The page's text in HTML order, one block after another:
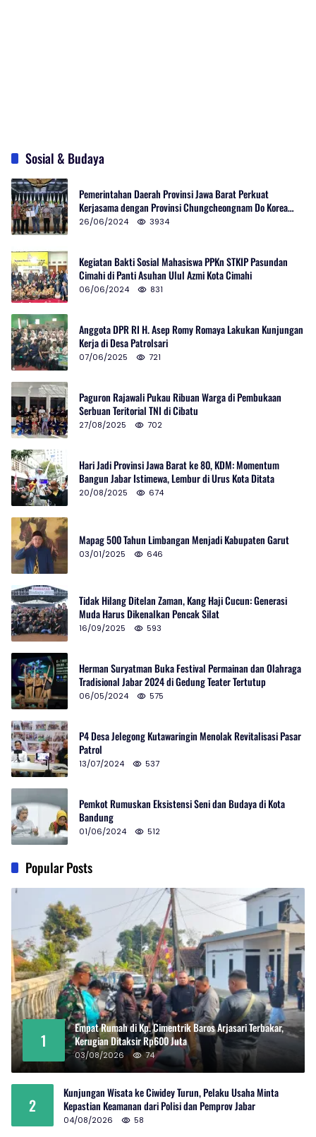
Sosial & Budaya
Pemerintahan Daerah Provinsi Jawa Barat Perkuat
Kerjasama dengan Provinsi Chungcheongnam Do Korea
Selatan
26/06/2024 3934
Kegiatan Bakti Sosial Mahasiswa PPKn STKIP Pasundan
Cimahi di Panti Asuhan Ulul Azmi Kota Cimahi
06/06/2024 831
Anggota DPR RI H. Asep Romy Romaya Lakukan Kunjungan
Kerja di Desa Patrolsari
07/06/2025 721
Paguron Rajawali Pukau Ribuan Warga di Pembukaan
Serbuan Teritorial TNI di Cibatu
27/08/2025 702
Hari Jadi Provinsi Jawa Barat ke 80, KDM: Momentum
Bangun Jabar Istimewa, Lembur di Urus Kota Ditata
20/08/2025 674
Mapag 500 Tahun Limbangan Menjadi Kabupaten Garut
03/01/2025 646
Tidak Hilang Ditelan Zaman, Kang Haji Cucun: Generasi
Muda Harus Dikenalkan Pencak Silat
16/09/2025 593
Herman Suryatman Buka Festival Permainan dan Olahraga
Tradisional Jabar 2024 di Gedung Teater Tertutup
06/05/2024 575
P4 Desa Jelegong Kutawaringin Menolak Revitalisasi Pasar
Patrol
13/07/2024 537
Pemkot Rumuskan Eksistensi Seni dan Budaya di Kota
Bandung
01/06/2024 512
Popular Posts
1
Empat Rumah di Kp. Cimentrik Baros Arjasari Terbakar,
Kerugian Ditaksir Rp600 Juta
03/08/2026 74
2
Kunjungan Wisata ke Ciwidey Turun, Pelaku Usaha Minta
Kepastian Keamanan dari Polisi dan Pemprov Jabar
04/08/2026 58